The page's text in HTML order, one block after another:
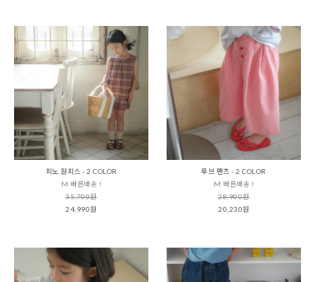
피노 원피스 - 2 COLOR
M 빠른배송 !
35,700원
24,990원
루브 팬츠 - 2 COLOR
M 빠른배송 !
28,900원
20,230원